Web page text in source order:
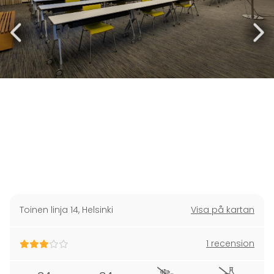
Toinen linja 14, Helsinki Visa på kartan
1 recension